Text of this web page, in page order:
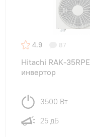
4.9 87
Hitachi RAK-
инвертор
3500 Вт
25 дБ